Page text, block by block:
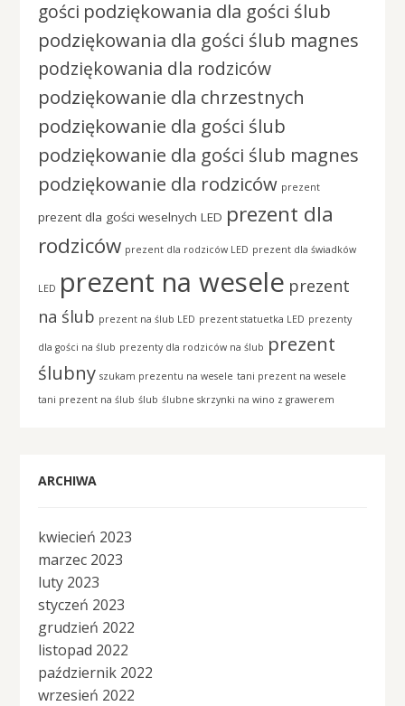
gości podziękowania dla gości ślub
podziękowania dla gości ślub magnes
podziękowania dla rodziców
podziękowanie dla chrzestnych
podziękowanie dla gości ślub
podziękowanie dla gości ślub magnes
podziękowanie dla rodziców prezent
prezent dla gości weselnych LED prezent dla
rodziców prezent dla rodziców LED prezent dla świadków
LED prezent na wesele prezent
na ślub prezent na ślub LED prezent statuetka LED prezenty
dla gości na ślub prezenty dla rodziców na ślub prezent
ślubny szukam prezentu na wesele tani prezent na wesele
tani prezent na ślub ślub ślubne skrzynki na wino z grawerem
ARCHIWA
kwiecień 2023
marzec 2023
luty 2023
styczeń 2023
grudzień 2022
listopad 2022
październik 2022
wrzesień 2022